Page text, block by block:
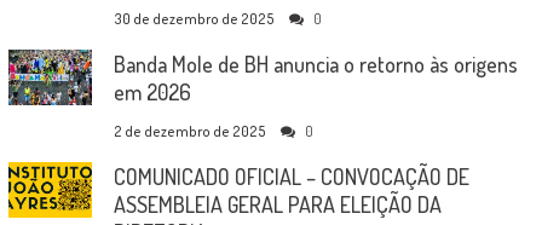
30 de dezembro de 2025 0
Banda Mole de BH anuncia o retorno às origens
em 2026
2 de dezembro de 2025 0
COMUNICADO OFICIAL – CONVOCAÇÃO DE
ASSEMBLEIA GERAL PARA ELEIÇÃO DA